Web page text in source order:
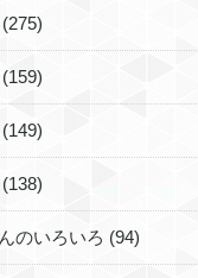
のいろいろ (94)